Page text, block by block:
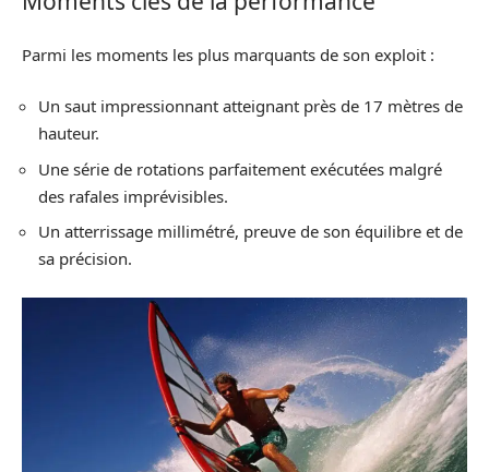
Parmi les moments les plus marquants de son exploit :
Un saut impressionnant atteignant près de 17 mètres de
hauteur.
Une série de rotations parfaitement exécutées malgré
des rafales imprévisibles.
Un atterrissage millimétré, preuve de son équilibre et de
sa précision.